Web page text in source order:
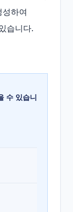
하여
습니다.
수 있습니